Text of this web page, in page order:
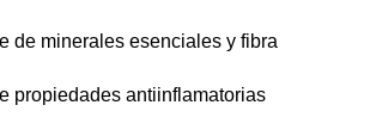
de minerales esenciales y fibra
propiedades antiinflamatorias